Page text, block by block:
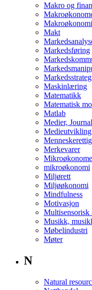
Makro og
Makroøkonomi
Makt
Markedsføring
Maskinlæring
Matematikk
Matematisk
Matlab
Medier,
Medieutvikling
Merkevarer
mikroøkonomi
Miljørett
Miljøøkonomi
Mindfulness
Motivasjon
Multisensorisk
Musikk,
Møbelindustri
Møter
N
Natural